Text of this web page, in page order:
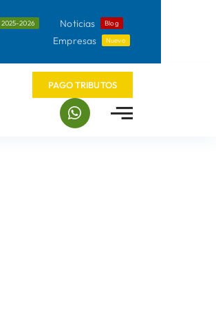
2025-2026 Noticias Blog
Empresas Nuevo
PAGO TRIBUTOS